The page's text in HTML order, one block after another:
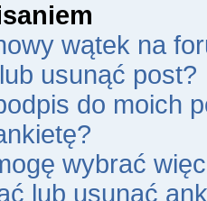
wątek na
usunąć post?
do moich
wybrać
lub usunąć